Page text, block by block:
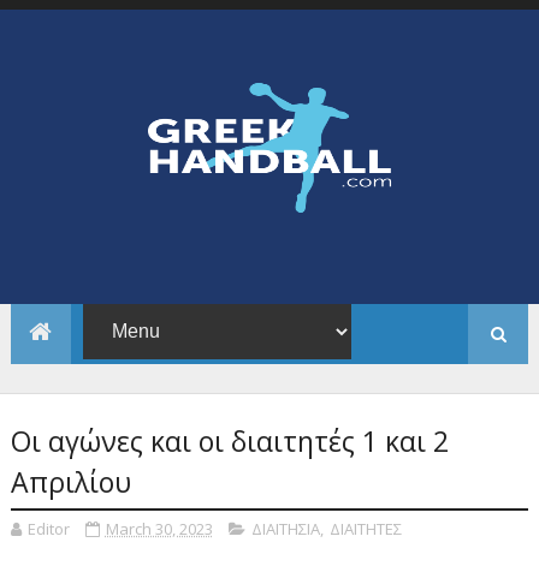
Οι αγώνες και οι διαιτητές 1 και 2
Απριλίου
Editor March 30, 2023 ΔΙΑΙΤΗΣΙΑ, ΔΙΑΙΤΗΤΕΣ